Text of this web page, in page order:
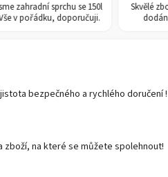
zahradní sprchu se 150l
v pořádku, doporučuji.
Skvělé
dodání a
bezpečného a rychlého doručení !
na které se můžete spolehnout!